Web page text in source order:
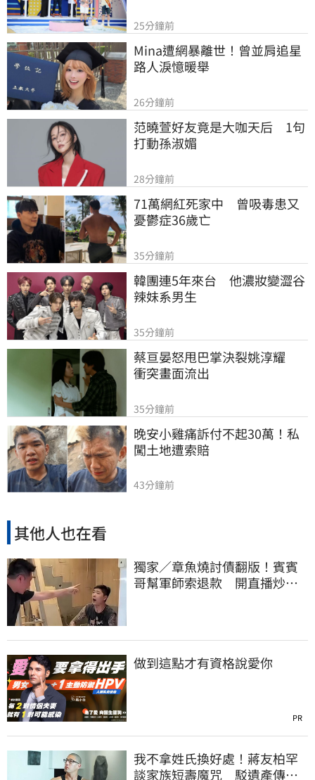
25分鐘前
Mina遭網暴離世！曾並肩追星
路人淚憶暖舉
26分鐘前
范曉萱好友竟是大咖天后　1句
打動孫淑媚
28分鐘前
71萬網紅死家中　曾吸毒患又
憂鬱症36歲亡
35分鐘前
韓團連5年來台　他濃妝變澀谷
辣妹系男生
35分鐘前
蔡亘晏怒甩巴掌決裂姚淳耀
衝突畫面流出
35分鐘前
晚安小雞痛訴付不起30萬！私
闖土地遭索賠
43分鐘前
其他人也在看
獨家／章魚燒討債翻版！賓賓
哥幫軍師索退款 開直播炒作
做到這點才有資格說愛你
PR
我不拿姓氏換好處！蔣友柏罕
談家族短壽魔咒 駁遺產傳